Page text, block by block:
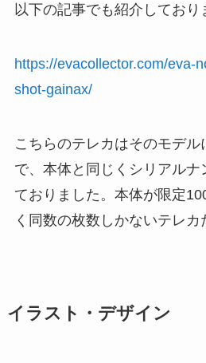
以下の記事でも紹介しており
https://evacollector.com/eva-
shot-gainax/
こちらのテレカはそのモデル
で、本体と同じくシリアルナ
ておりました。本体が限定
く同数の枚数しかないテレカ
イラスト・デザイン